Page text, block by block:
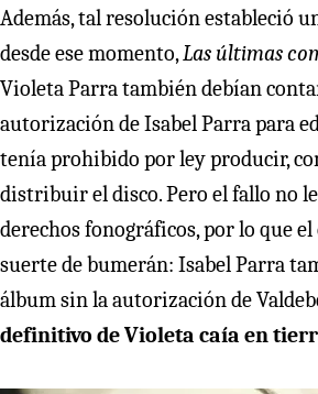
Además, tal resolución estableció
desde ese momento,Las últimas
Violeta Parra también debían
autorización de Isabel Parra para
tenía prohibido por ley producir,
distribuir el disco. Pero el fallo no
derechos fonográficos, por lo que
suerte de bumerán: Isabel Parra
álbum sin la autorización de
definitivo de Violeta caía en